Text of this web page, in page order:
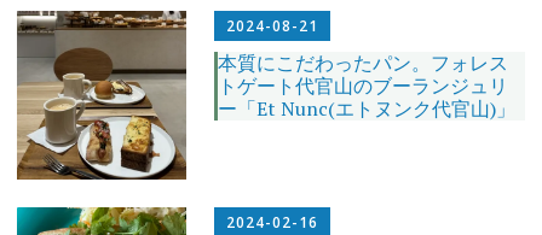
ン
ツ
へ
ス
キ
ッ
プ
2024-08-21
本質にこだわったパン。フォレス
トゲート代官山のブーランジュリ
ー「Et Nunc(エトヌンク代官山)」
2024-02-16